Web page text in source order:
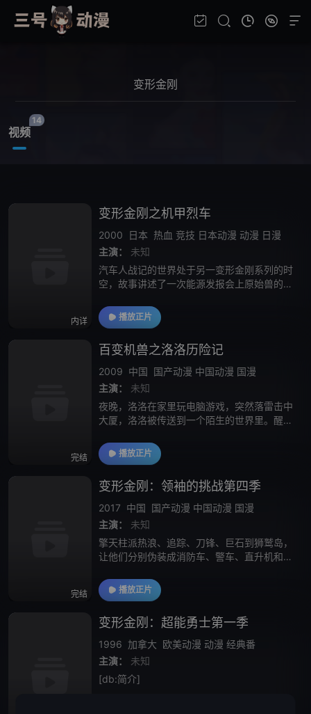
视频
14
内详
变形金刚之机甲烈车
2000 日本 热血 竞技 日本动漫 动漫 日漫
主演：
未知
汽车人战记的世界处于另一变形金刚系列的时
空，故事讲述了一次能源发报会上原始兽的暗
士，其儿子勇气在无意间召唤了一直隐藏在地
球的火焰擎天柱，原来汽车人已经融入
播放正片
完结
百变机兽之洛洛历险记
2009 中国 国产动漫 中国动漫 国漫
主演：
未知
夜晚，洛洛在家里玩电脑游戏，突然落雷击中
大厦，洛洛被传送到一个陌生的世界里。醒来
机战游戏作为背景的虚拟世界。过不多久，茫
然的洛洛就遭到猛兽族黑铁兽的袭击，差点小
播放正片
完结
变形金刚：领袖的挑战第四季
2017 中国 国产动漫 中国动漫 国漫
主演：
未知
擎天柱派热浪、追踪、刀锋、巨石到狮鹫岛，
让他们分别伪装成消防车、警车、直升机和推
关。这个秘密起先只有查理伯恩斯警长知道，
但是机灵的柯迪伯恩斯很快就发现了这个秘
播放正片
变形金刚：超能勇士第一季
1996 加拿大 欧美动漫 动漫 经典番
主演：
未知
[db:简介]